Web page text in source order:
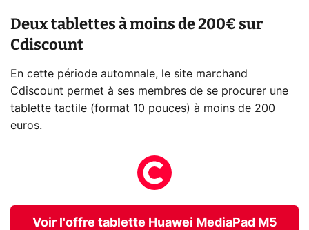
Deux tablettes à moins de 200€ sur
Cdiscount
En cette période automnale, le site marchand
Cdiscount permet à ses membres de se procurer une
tablette tactile (format 10 pouces) à moins de 200
euros.
Voir l'offre tablette Huawei MediaPad M5